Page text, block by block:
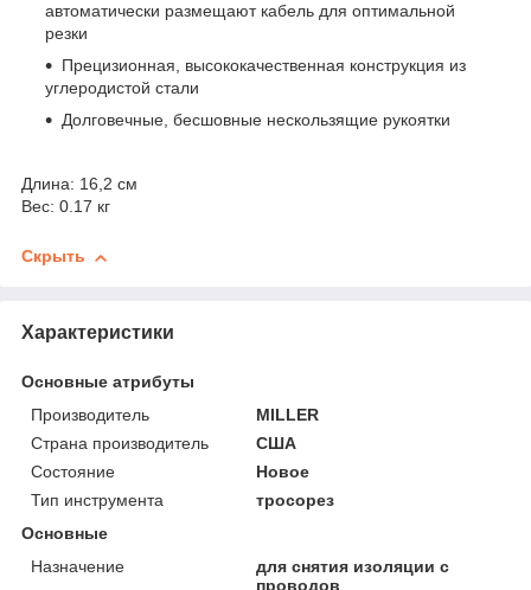
автоматически размещают кабель для оптимальной
резки
Прецизионная, высококачественная конструкция из
углеродистой стали
Долговечные, бесшовные нескользящие рукоятки
Длина: 16,2 см
Вес: 0.17 кг
Скрыть
Характеристики
Основные атрибуты
Производитель
MILLER
Страна производитель
США
Состояние
Новое
Тип инструмента
тросорез
Основные
Назначение
для снятия изоляции с
проводов